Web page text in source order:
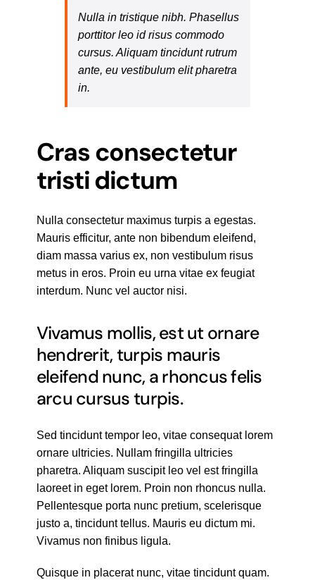
Nulla in tristique nibh. Phasellus
porttitor leo id risus commodo
cursus. Aliquam tincidunt rutrum
ante, eu vestibulum elit pharetra
in.
Cras consectetur
tristi dictum
Nulla consectetur maximus turpis a egestas.
Mauris efficitur, ante non bibendum eleifend,
diam massa varius ex, non vestibulum risus
metus in eros. Proin eu urna vitae ex feugiat
interdum. Nunc vel auctor nisi.
Vivamus mollis, est ut ornare
hendrerit, turpis mauris
eleifend nunc, a rhoncus felis
arcu cursus turpis.
Sed tincidunt tempor leo, vitae consequat lorem
ornare ultricies. Nullam fringilla ultricies
pharetra. Aliquam suscipit leo vel est fringilla
laoreet in eget lorem. Proin non rhoncus nulla.
Pellentesque porta nunc pretium, scelerisque
justo a, tincidunt tellus. Mauris eu dictum mi.
Vivamus non finibus ligula.
Quisque in placerat nunc, vitae tincidunt quam.